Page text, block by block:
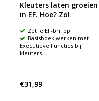
Kleuters laten groeien
in EF. Hoe? Zo!
Zet je EF-bril op
Basisboek werken met
Executieve Functies bij
kleuters
€31,99